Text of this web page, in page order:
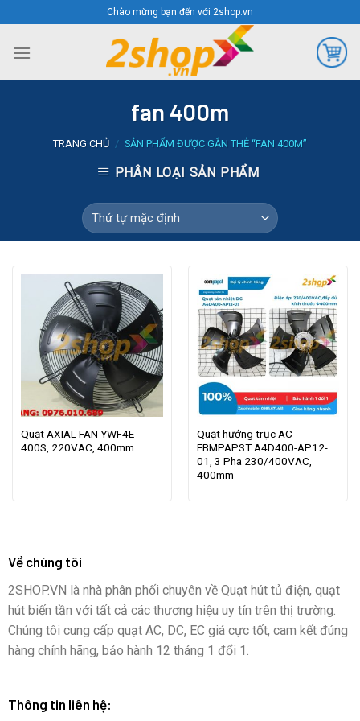
to
content
Chào mừng bạn đến với 2shop.vn
fan 400m
TRANG CHỦ / SẢN PHẨM ĐƯỢC GẮN THẺ “FAN 400M”
PHÂN LOẠI SẢN PHẨM
Quạt AXIAL FAN YWF4E-
400S, 220VAC, 400mm
Quạt hướng trục AC
EBMPAPST A4D400-AP12-
01, 3 Pha 230/400VAC,
400mm
Về chúng tôi
2SHOP.VN là nhà phân phối chuyên về Quạt hút tủ điện, quạt
hút biến tần với tất cả các thương hiệu uy tín trên thị trường.
Chúng tôi cung cấp quạt AC, DC, EC giá cực tốt, cam kết đúng
hàng chính hãng, bảo hành 12 tháng 1 đổi 1.
Thông tin liên hệ: